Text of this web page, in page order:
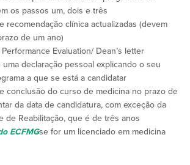
os passos um, dois e três
recomendação clínica actualizadas (devem
de um ano)
Evaluation/ Dean’s letter
uma declaração pessoal explicando o seu
a que se está a candidatar
conclusão do curso de medicina no prazo de
da data de candidatura, com exceção da
de Reabilitação, que é de três anos
ECFMGse for um licenciado em medicina